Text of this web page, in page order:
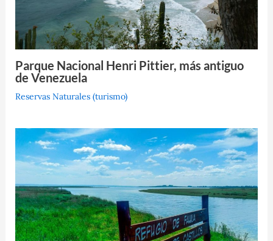
Parque Nacional Henri Pittier, más antiguo
de Venezuela
Reservas Naturales (turismo)